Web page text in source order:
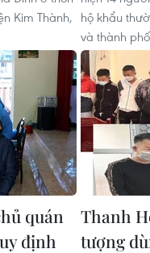
Kim Thành, hộ khẩu
và thành
quán
định
Thanh
tượng